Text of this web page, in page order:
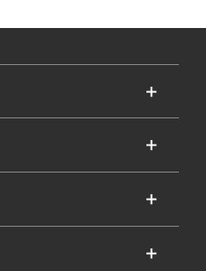
＋
＋
＋
＋